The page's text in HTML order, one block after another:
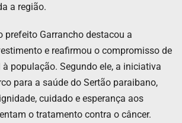
a região.
prefeito Garrancho destacou a
e reafirmou o compromisso de
população. Segundo ele, a iniciativa
para a saúde do Sertão paraibano,
cuidado e esperança aos
o tratamento contra o câncer.